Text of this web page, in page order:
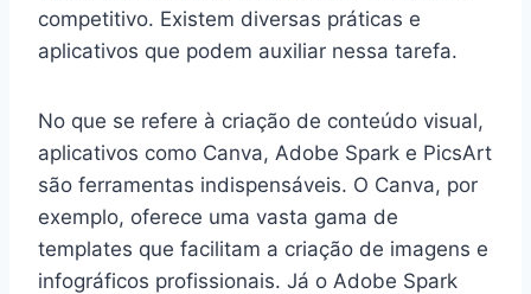
competitivo. Existem diversas práticas e
aplicativos que podem auxiliar nessa tarefa.
No que se refere à criação de conteúdo visual,
aplicativos como Canva, Adobe Spark e PicsArt
são ferramentas indispensáveis. O Canva, por
exemplo, oferece uma vasta gama de
templates que facilitam a criação de imagens e
infográficos profissionais. Já o Adobe Spark